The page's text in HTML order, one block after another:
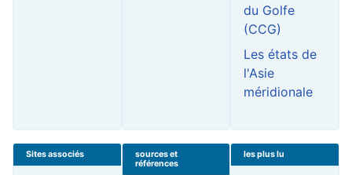
du Golfe
(CCG)
Les états de
l'Asie
méridionale
Sites associés
sources et
références
les plus lu